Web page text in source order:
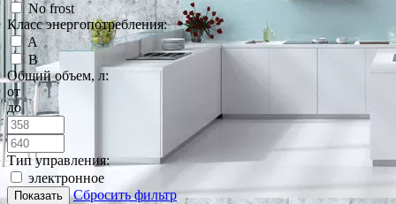
No frost
Класс энергопотребления:
A
B
Общий объем, л:
от
до
Тип управления:
электронное
Показать Сбросить фильтр